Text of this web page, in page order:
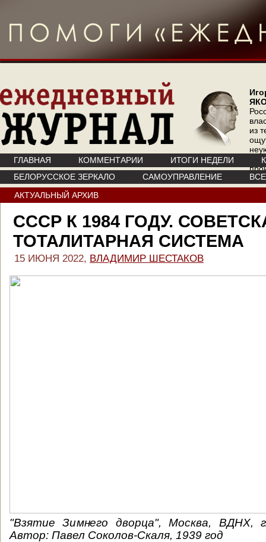
из
ГЛАВНАЯ КОММЕНТАРИИ ИТОГИ НЕДЕЛИ
БЕЛОРУССКОЕ ЗЕРКАЛО
САМОУПРАВЛЕНИЕ
АКТУАЛЬНЫЙ АРХИВ
СССР К 1984 ГОДУ.
ТОТАЛИТАРНАЯ СИСТЕМА
15 ИЮНЯ 2022, ВЛАДИМИР ШЕСТАКОВ
"Взятие Зимнего дворца", Москва, ВДНХ,
Автор: Павел Соколов-Скаля, 1939 год